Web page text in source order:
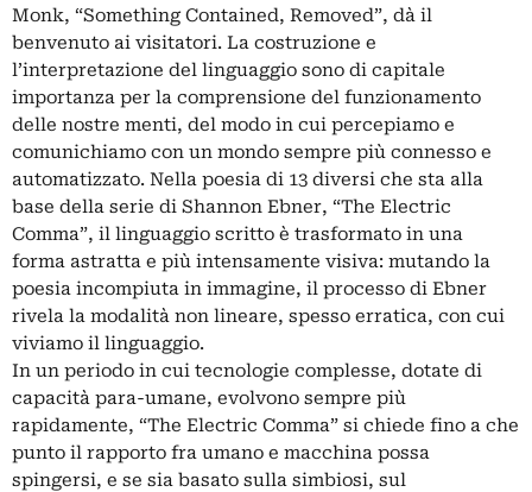
Monk, “Something Contained, Removed”, dà il
benvenuto ai visitatori. La costruzione e
l’interpretazione del linguaggio sono di capitale
importanza per la comprensione del funzionamento
delle nostre menti, del modo in cui percepiamo e
comunichiamo con un mondo sempre più connesso e
automatizzato. Nella poesia di 13 diversi che sta alla
base della serie di Shannon Ebner, “The Electric
Comma”, il linguaggio scritto è trasformato in una
forma astratta e più intensamente visiva: mutando la
poesia incompiuta in immagine, il processo di Ebner
rivela la modalità non lineare, spesso erratica, con cui
viviamo il linguaggio.
In un periodo in cui tecnologie complesse, dotate di
capacità para-umane, evolvono sempre più
rapidamente, “The Electric Comma” si chiede fino a che
punto il rapporto fra umano e macchina possa
spingersi, e se sia basato sulla simbiosi, sul